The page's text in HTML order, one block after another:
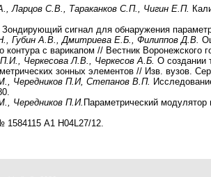
Ларцов С.В., Тараканков С.П., Чигин Е.П.
Зондирующий сигнал для обнаружения
Губин А.В., Дмитриева Е.Б., Филиппов Д.В.
контура с варикапом // Вестник
П.И., Черкесова Л.В., Черкесов А.Б. О создании
зонных элементов // Изв. вузов.
Чередников П.И, Степанов В.П.
Чередников П.И. Параметрический
А1 Н04L27/12.